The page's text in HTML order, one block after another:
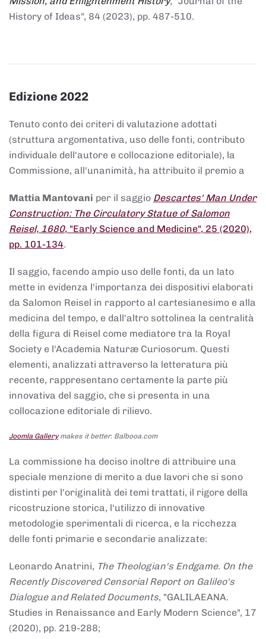
History of Ideas", 84 (2023), pp. 487-510.
Edizione 2022
Tenuto conto dei criteri di valutazione adottati
(struttura argomentativa, uso delle fonti, contributo
individuale dell'autore e collocazione editoriale), la
Commissione, all'unanimità, ha attribuito il premio a
Mattia Mantovani per il saggio Descartes' Man Under
Construction: The Circulatory Statue of Salomon
Reisel, 1680, "Early Science and Medicine", 25 (2020),
pp. 101-134.
Il saggio, facendo ampio uso delle fonti, da un lato
mette in evidenza l'importanza dei dispositivi elaborati
da Salomon Reisel in rapporto al cartesianesimo e alla
medicina del tempo, e dall'altro sottolinea la centralità
della figura di Reisel come mediatore tra la Royal
Society e l'Academia Naturæ Curiosorum. Questi
elementi, analizzati attraverso la letteratura più
recente, rappresentano certamente la parte più
innovativa del saggio, che si presenta in una
collocazione editoriale di rilievo.
Joomla Gallerymakes it better. Balbooa.com
La commissione ha deciso inoltre di attribuire una
speciale menzione di merito a due lavori che si sono
distinti per l'originalità dei temi trattati, il rigore della
ricostruzione storica, l'utilizzo di innovative
metodologie sperimentali di ricerca, e la ricchezza
delle fonti primarie e secondarie analizzate:
Leonardo Anatrini, The Theologian's Endgame. On the
Recently Discovered Censorial Report on Galileo's
Dialogue and Related Documents, "GALILAEANA.
Studies in Renaissance and Early Modern Science", 17
(2020), pp. 219-288;